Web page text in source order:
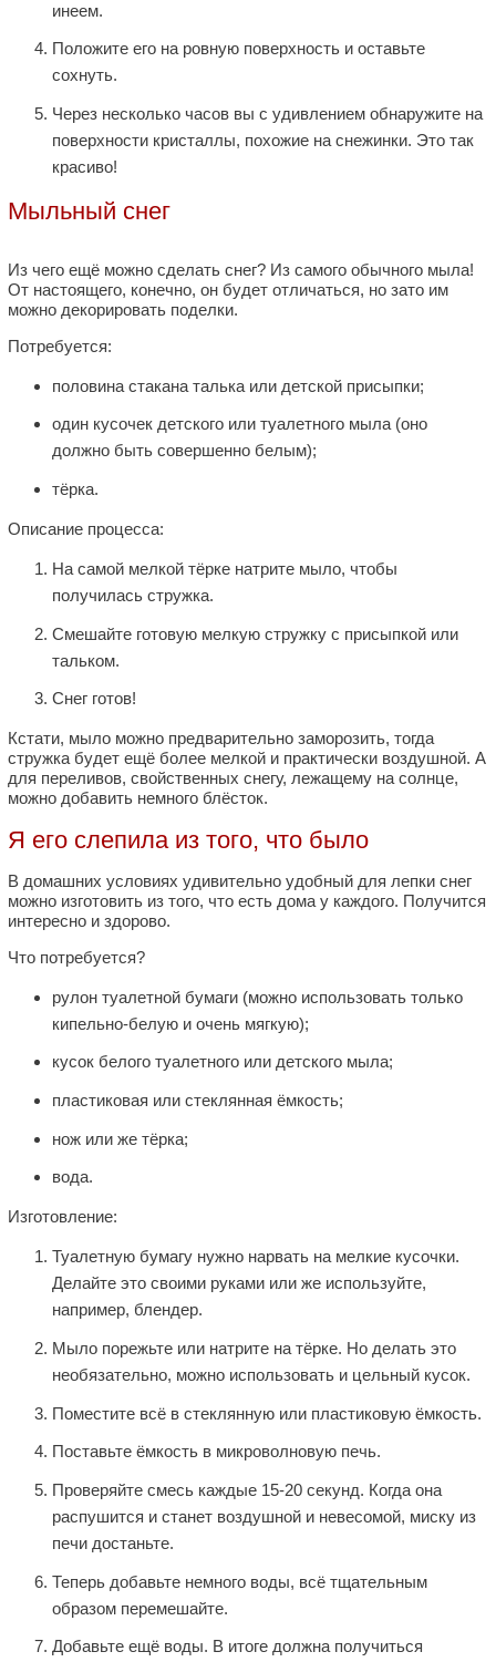
инеем.
Положите его на ровную поверхность и оставьте
сохнуть.
Через несколько часов вы с удивлением обнаружите на
поверхности кристаллы, похожие на снежинки. Это так
красиво!
Мыльный снег
Из чего ещё можно сделать снег? Из самого обычного мыла!
От настоящего, конечно, он будет отличаться, но зато им
можно декорировать поделки.
Потребуется:
половина стакана талька или детской присыпки;
один кусочек детского или туалетного мыла (оно
должно быть совершенно белым);
тёрка.
Описание процесса:
На самой мелкой тёрке натрите мыло, чтобы
получилась стружка.
Смешайте готовую мелкую стружку с присыпкой или
тальком.
Снег готов!
Кстати, мыло можно предварительно заморозить, тогда
стружка будет ещё более мелкой и практически воздушной. А
для переливов, свойственных снегу, лежащему на солнце,
можно добавить немного блёсток.
Я его слепила из того, что было
В домашних условиях удивительно удобный для лепки снег
можно изготовить из того, что есть дома у каждого. Получится
интересно и здорово.
Что потребуется?
рулон туалетной бумаги (можно использовать только
кипельно-белую и очень мягкую);
кусок белого туалетного или детского мыла;
пластиковая или стеклянная ёмкость;
нож или же тёрка;
вода.
Изготовление:
Туалетную бумагу нужно нарвать на мелкие кусочки.
Делайте это своими руками или же используйте,
например, блендер.
Мыло порежьте или натрите на тёрке. Но делать это
необязательно, можно использовать и цельный кусок.
Поместите всё в стеклянную или пластиковую ёмкость.
Поставьте ёмкость в микроволновую печь.
Проверяйте смесь каждые 15-20 секунд. Когда она
распушится и станет воздушной и невесомой, миску из
печи достаньте.
Теперь добавьте немного воды, всё тщательным
образом перемешайте.
Добавьте ещё воды. В итоге должна получиться